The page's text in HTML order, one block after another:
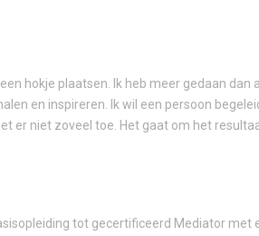
hokje plaatsen. Ik heb meer gedaan
en inspireren. Ik wil een persoon
er niet zoveel toe. Het gaat om het
tot gecertificeerd Mediator